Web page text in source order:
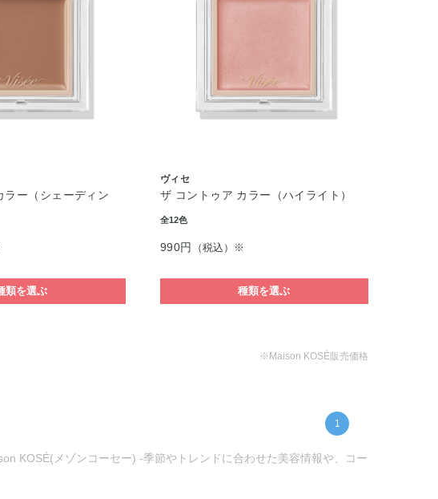
ラー（シェーディン
類を選ぶ
ヴィセ
ザ コントゥア カラー（ハイライト）
全12色
990円 （税込）※
種類を選ぶ
※Maison KOSÉ販売価格
1
KOSÉ(メゾンコーセー) -季節やトレンドに合わせた美容情報や、コー